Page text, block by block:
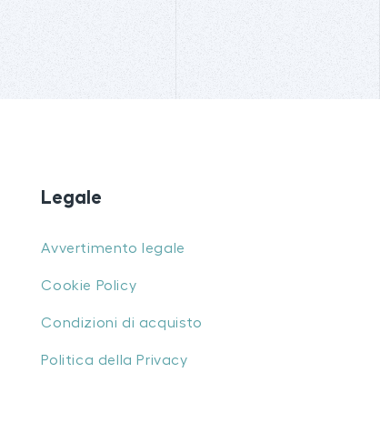
Legale
Avvertimento legale
Cookie Policy
Condizioni di acquisto
Politica della Privacy